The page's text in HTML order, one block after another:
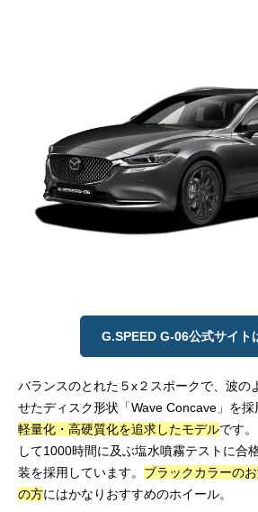
G.SPEED G-06公式サイト
バランスのとれた５x２スポークで、波の
せたディスク形状「Wave Concave」を採
軽量化・高硬質化を追求したモデルです
して1000時間に及ぶ塩水噴霧テストに合
装を採用しています。 ブラックカラーの
の方にはかなりおすすめのホイール。